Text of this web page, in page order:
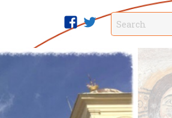
twitter
facebook